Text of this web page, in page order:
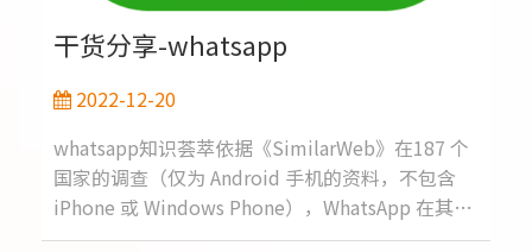
干货分享-whatsapp
2022-12-20
whatsapp知识荟萃依据《SimilarWeb》在187 个
国家的调查（仅为 Android 手机的资料，不包含
iPhone 或 Windows Phone），WhatsApp 在其中
109 个国家的使用率居冠，拥有超过一半的比例。